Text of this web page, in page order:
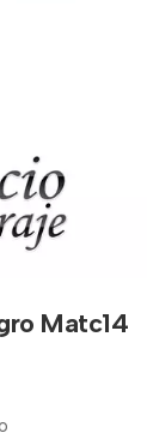
Matc14